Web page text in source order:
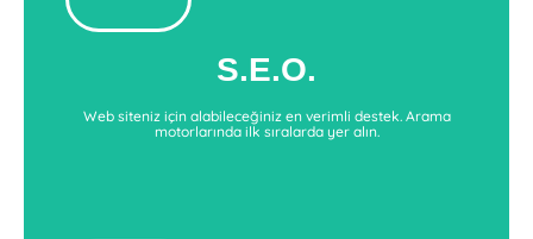
S.E.O.
Web siteniz için alabileceğiniz en verimli destek. Arama
motorlarında ilk sıralarda yer alın.
S.E.O.'nun Gücünü Keşfet
arama motorlarında daha görünür hale gelin.